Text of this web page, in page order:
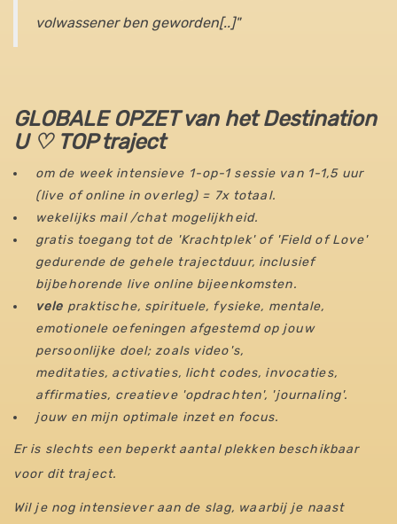
volwassener ben geworden[..]"
GLOBALE OPZET van het Destination
U ♡ TOP traject
om de week intensieve 1-op-1 sessie van 1-1,5 uur
(live of online in overleg) = 7x totaal.
wekelijks mail /chat mogelijkheid.
gratis toegang tot de 'Krachtplek' of 'Field of Love'
gedurende de gehele trajectduur, inclusief
bijbehorende live online bijeenkomsten.
vele praktische, spirituele, fysieke, mentale,
emotionele oefeningen afgestemd op jouw
persoonlijke doel; zoals video's,
meditaties, activaties, licht codes, invocaties,
affirmaties, creatieve 'opdrachten', 'journaling'.
jouw en mijn optimale inzet en focus.
Er is slechts een beperkt aantal plekken beschikbaar
voor dit traject.
Wil je nog intensiever aan de slag, waarbij je naast